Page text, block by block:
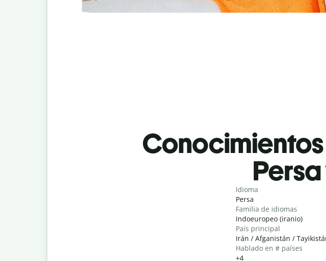
Idioma
Persa
Familia de idiomas
Indoeuropeo (iranio)
País principal
Irán / Afganistán /
Hablado en # países
+4